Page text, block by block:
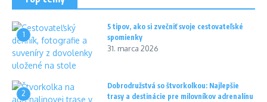
1
5 tipov, ako si zvečniť svoje cestovateľské
spomienky
31. marca 2026
2
Dobrodružstvá so štvorkolkou: Najlepšie
trasy a destinácie pre milovníkov adrenalínu